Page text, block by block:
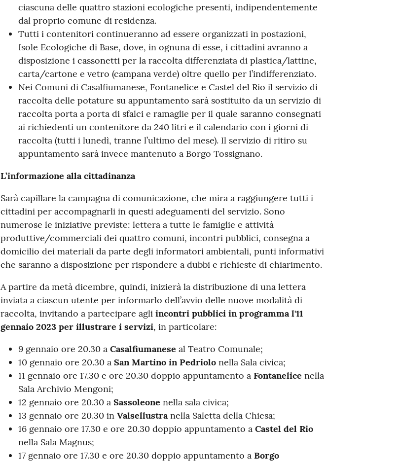
ciascuna delle quattro stazioni ecologiche presenti, indipendentemente
dal proprio comune di residenza.
Tutti i contenitori continueranno ad essere organizzati in postazioni,
Isole Ecologiche di Base, dove, in ognuna di esse, i cittadini avranno a
disposizione i cassonetti per la raccolta differenziata di plastica/lattine,
carta/cartone e vetro (campana verde) oltre quello per l’indifferenziato.
Nei Comuni di Casalfiumanese, Fontanelice e Castel del Rio il servizio di
raccolta delle potature su appuntamento sarà sostituito da un servizio di
raccolta porta a porta di sfalci e ramaglie per il quale saranno consegnati
ai richiedenti un contenitore da 240 litri e il calendario con i giorni di
raccolta (tutti i lunedì, tranne l’ultimo del mese). Il servizio di ritiro su
appuntamento sarà invece mantenuto a Borgo Tossignano.
L’informazione alla cittadinanza
Sarà capillare la campagna di comunicazione, che mira a raggiungere tutti i
cittadini per accompagnarli in questi adeguamenti del servizio. Sono
numerose le iniziative previste: lettera a tutte le famiglie e attività
produttive/commerciali dei quattro comuni, incontri pubblici, consegna a
domicilio dei materiali da parte degli informatori ambientali, punti informativi
che saranno a disposizione per rispondere a dubbi e richieste di chiarimento.
A partire da metà dicembre, quindi, inizierà la distribuzione di una lettera
inviata a ciascun utente per informarlo dell’avvio delle nuove modalità di
raccolta, invitando a partecipare agli incontri pubblici in programma l'11
gennaio 2023 per illustrare i servizi, in particolare:
9 gennaio ore 20.30 a Casalfiumanese al Teatro Comunale;
10 gennaio ore 20.30 a San Martino in Pedriolonella Sala civica;
11 gennaio ore 17.30 e ore 20.30 doppio appuntamento a Fontanelice nella
Sala Archivio Mengoni;
12 gennaio ore 20.30 a Sassoleone nella sala civica;
13 gennaio ore 20.30 in Valsellustranella Saletta della Chiesa;
16 gennaio ore 17.30 e ore 20.30 doppio appuntamento a Castel del Rio
nella Sala Magnus;
17 gennaio ore 17.30 e ore 20.30 doppio appuntamento a Borgo